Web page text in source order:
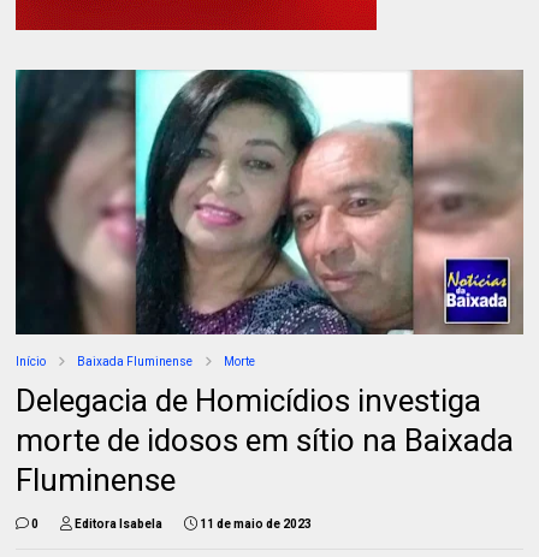
Início Baixada Fluminense Morte
Delegacia de Homicídios investiga
morte de idosos em sítio na Baixada
Fluminense
0 Editora Isabela 11 de maio de 2023